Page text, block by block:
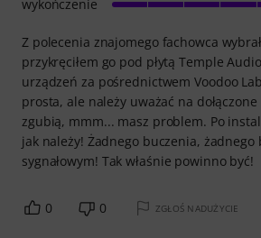
Z polecenia znajomego fachowca
przykręciłem go pod płytą Temple
urządzeń za pośrednictwem Voodoo
prosta, ale należy uważać na dołączone
zgubią, mmm... masz problem. Po
jak należy! Żadnego buczenia, żadnego
sygnałowym! Tak właśnie powinno być!
wykończenie
0 0 ZGŁOŚ NADUŻYCIE